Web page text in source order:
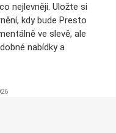
nejlevněji. Uložte si
kdy bude Presto
ve slevě, ale
nabídky a